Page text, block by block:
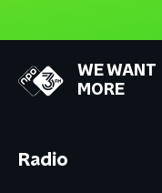
WE WANT
MORE
Radio